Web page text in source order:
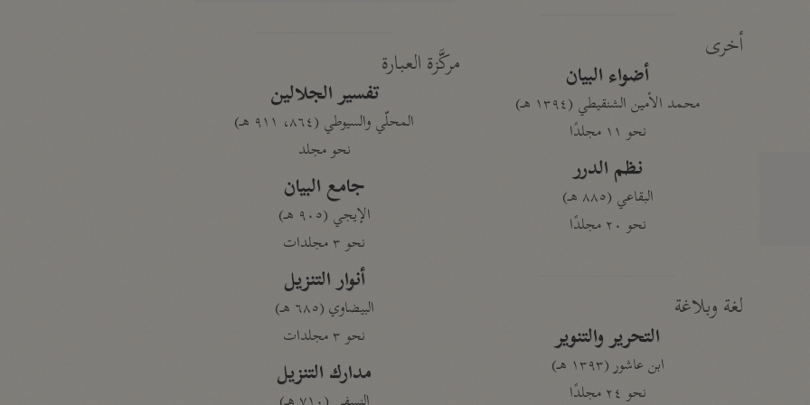
أخرى
أضواء البيان
محمد الأمين الشنقيطي (١٣٩٤ هـ)
نحو ١١ مجلدًا
نظم الدرر
البقاعي (٨٨٥ هـ)
نحو ٢٠ مجلدًا
لغة وبلاغة
التحرير والتنوير
ابن عاشور (١٣٩٣ هـ)
نحو ٢٤ مجلدًا
مركَّزة العبارة
تفسير الجلالين
المحلّي والسيوطي (٨٦٤، ٩١١ هـ)
نحو مجلد
جامع البيان
الإيجي (٩٠٥ هـ)
نحو ٣ مجلدات
أنوار التنزيل
البيضاوي (٦٨٥ هـ)
نحو ٣ مجلدات
مدارك التنزيل